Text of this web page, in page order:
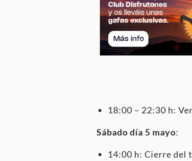
18:00 – 22:30 h:
Sábado día 5 mayo:
14:00 h: Cierre del